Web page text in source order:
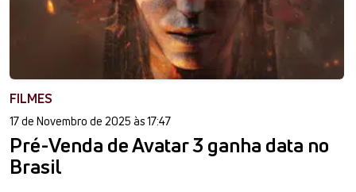
FILMES
17 de Novembro de 2025 às 17:47
Pré-Venda de Avatar 3 ganha data no
Brasil